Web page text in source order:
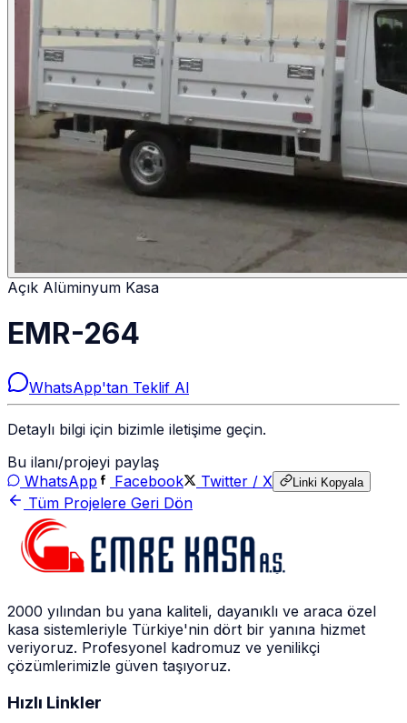
Açık Alüminyum Kasa
EMR-264
WhatsApp'tan Teklif Al
Detaylı bilgi için bizimle iletişime geçin.
Bu ilanı/projeyi paylaş
WhatsApp
Facebook Twitter / X Linki Kopyala
Tüm Projelere Geri Dön
2000 yılından bu yana kaliteli, dayanıklı ve araca özel
kasa sistemleriyle Türkiye'nin dört bir yanına hizmet
veriyoruz. Profesyonel kadromuz ve yenilikçi
çözümlerimizle güven taşıyoruz.
Hızlı Linkler